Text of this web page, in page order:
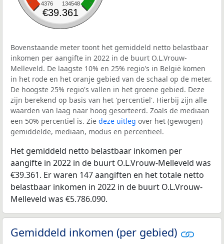
4376 134548
€39.361
Bovenstaande meter toont het gemiddeld netto belastbaar
inkomen per aangifte in 2022 in de buurt O.L.Vrouw-
Melleveld. De laagste 10% en 25% regio's in België komen
in het rode en het oranje gebied van de schaal op de meter.
De hoogste 25% regio's vallen in het groene gebied. Deze
zijn berekend op basis van het 'percentiel'. Hierbij zijn alle
waarden van laag naar hoog gesorteerd. Zoals de mediaan
een 50% percentiel is. Zie deze uitleg over het (gewogen)
gemiddelde, mediaan, modus en percentieel.
Het gemiddeld netto belastbaar inkomen per
aangifte in 2022 in de buurt O.L.Vrouw-Melleveld was
€39.361. Er waren 147 aangiften en het totale netto
belastbaar inkomen in 2022 in de buurt O.L.Vrouw-
Melleveld was €5.786.090.
Gemiddeld inkomen (per gebied)